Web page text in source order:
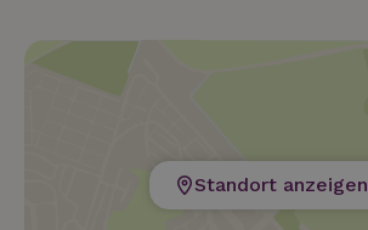
Standort anzeigen